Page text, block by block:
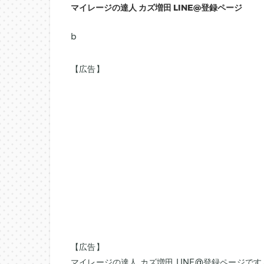
マイレージの達人 カズ増田 LINE@登録ページ
b
【広告】
【広告】